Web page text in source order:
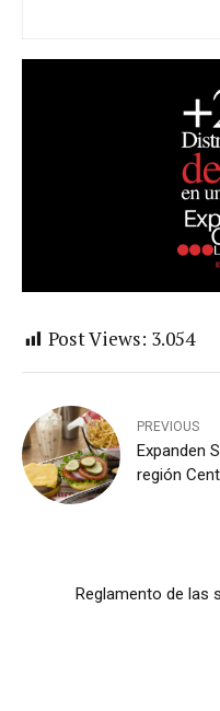
Post Views: 3.054
PREVIOUS
Expanden
región
Reglamento de las